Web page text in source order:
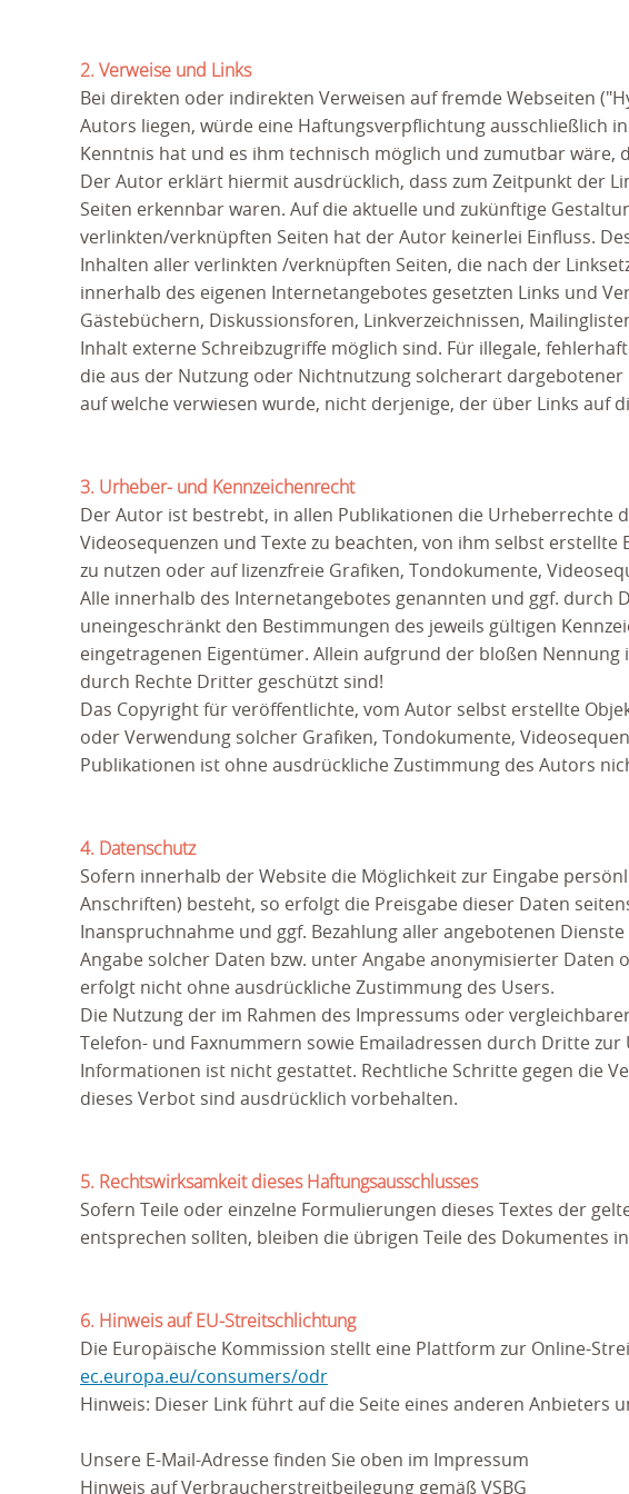
2. Verweise und Links
Bei direkten oder indirekten Verweisen auf fremde Webseiten
Autors liegen, würde eine Haftungsverpflichtung ausschließlich
Kenntnis hat und es ihm technisch möglich und zumutbar
Der Autor erklärt hiermit ausdrücklich, dass zum Zeitpunkt der
Seiten erkennbar waren. Auf die aktuelle und zukünftige
verlinkten/verknüpften Seiten hat der Autor keinerlei Einfluss.
Inhalten aller verlinkten /verknüpften Seiten, die nach der
innerhalb des eigenen Internetangebotes gesetzten Links und
Gästebüchern, Diskussionsforen, Linkverzeichnissen,
Inhalt externe Schreibzugriffe möglich sind. Für illegale,
die aus der Nutzung oder Nichtnutzung solcherart
auf welche verwiesen wurde, nicht derjenige, der über Links auf
3. Urheber- und Kennzeichenrecht
Der Autor ist bestrebt, in allen Publikationen die Urheberrechte
Videosequenzen und Texte zu beachten, von ihm selbst
zu nutzen oder auf lizenzfreie Grafiken, Tondokumente,
Alle innerhalb des Internetangebotes genannten und ggf. durch
uneingeschränkt den Bestimmungen des jeweils gültigen
eingetragenen Eigentümer. Allein aufgrund der bloßen
durch Rechte Dritter geschützt sind!
Das Copyright für veröffentlichte, vom Autor selbst erstellte
oder Verwendung solcher Grafiken, Tondokumente,
Publikationen ist ohne ausdrückliche Zustimmung des Autors
4. Datenschutz
Sofern innerhalb der Website die Möglichkeit zur Eingabe
Anschriften) besteht, so erfolgt die Preisgabe dieser Daten
Inanspruchnahme und ggf. Bezahlung aller angebotenen
Angabe solcher Daten bzw. unter Angabe anonymisierter
erfolgt nicht ohne ausdrückliche Zustimmung des Users.
Die Nutzung der im Rahmen des Impressums oder
Telefon- und Faxnummern sowie Emailadressen durch Dritte
Informationen ist nicht gestattet. Rechtliche Schritte gegen die
dieses Verbot sind ausdrücklich vorbehalten.
5. Rechtswirksamkeit dieses Haftungsausschlusses
Sofern Teile oder einzelne Formulierungen dieses Textes der
entsprechen sollten, bleiben die übrigen Teile des
6. Hinweis auf EU-Streitschlichtung
Die Europäische Kommission stellt eine Plattform zur Online-
ec.europa.eu/consumers/odr
Hinweis: Dieser Link führt auf die Seite eines anderen Anbieters
Unsere E-Mail-Adresse finden Sie oben im Impressum
Hinweis auf Verbraucherstreitbeilegung gemäß VSBG